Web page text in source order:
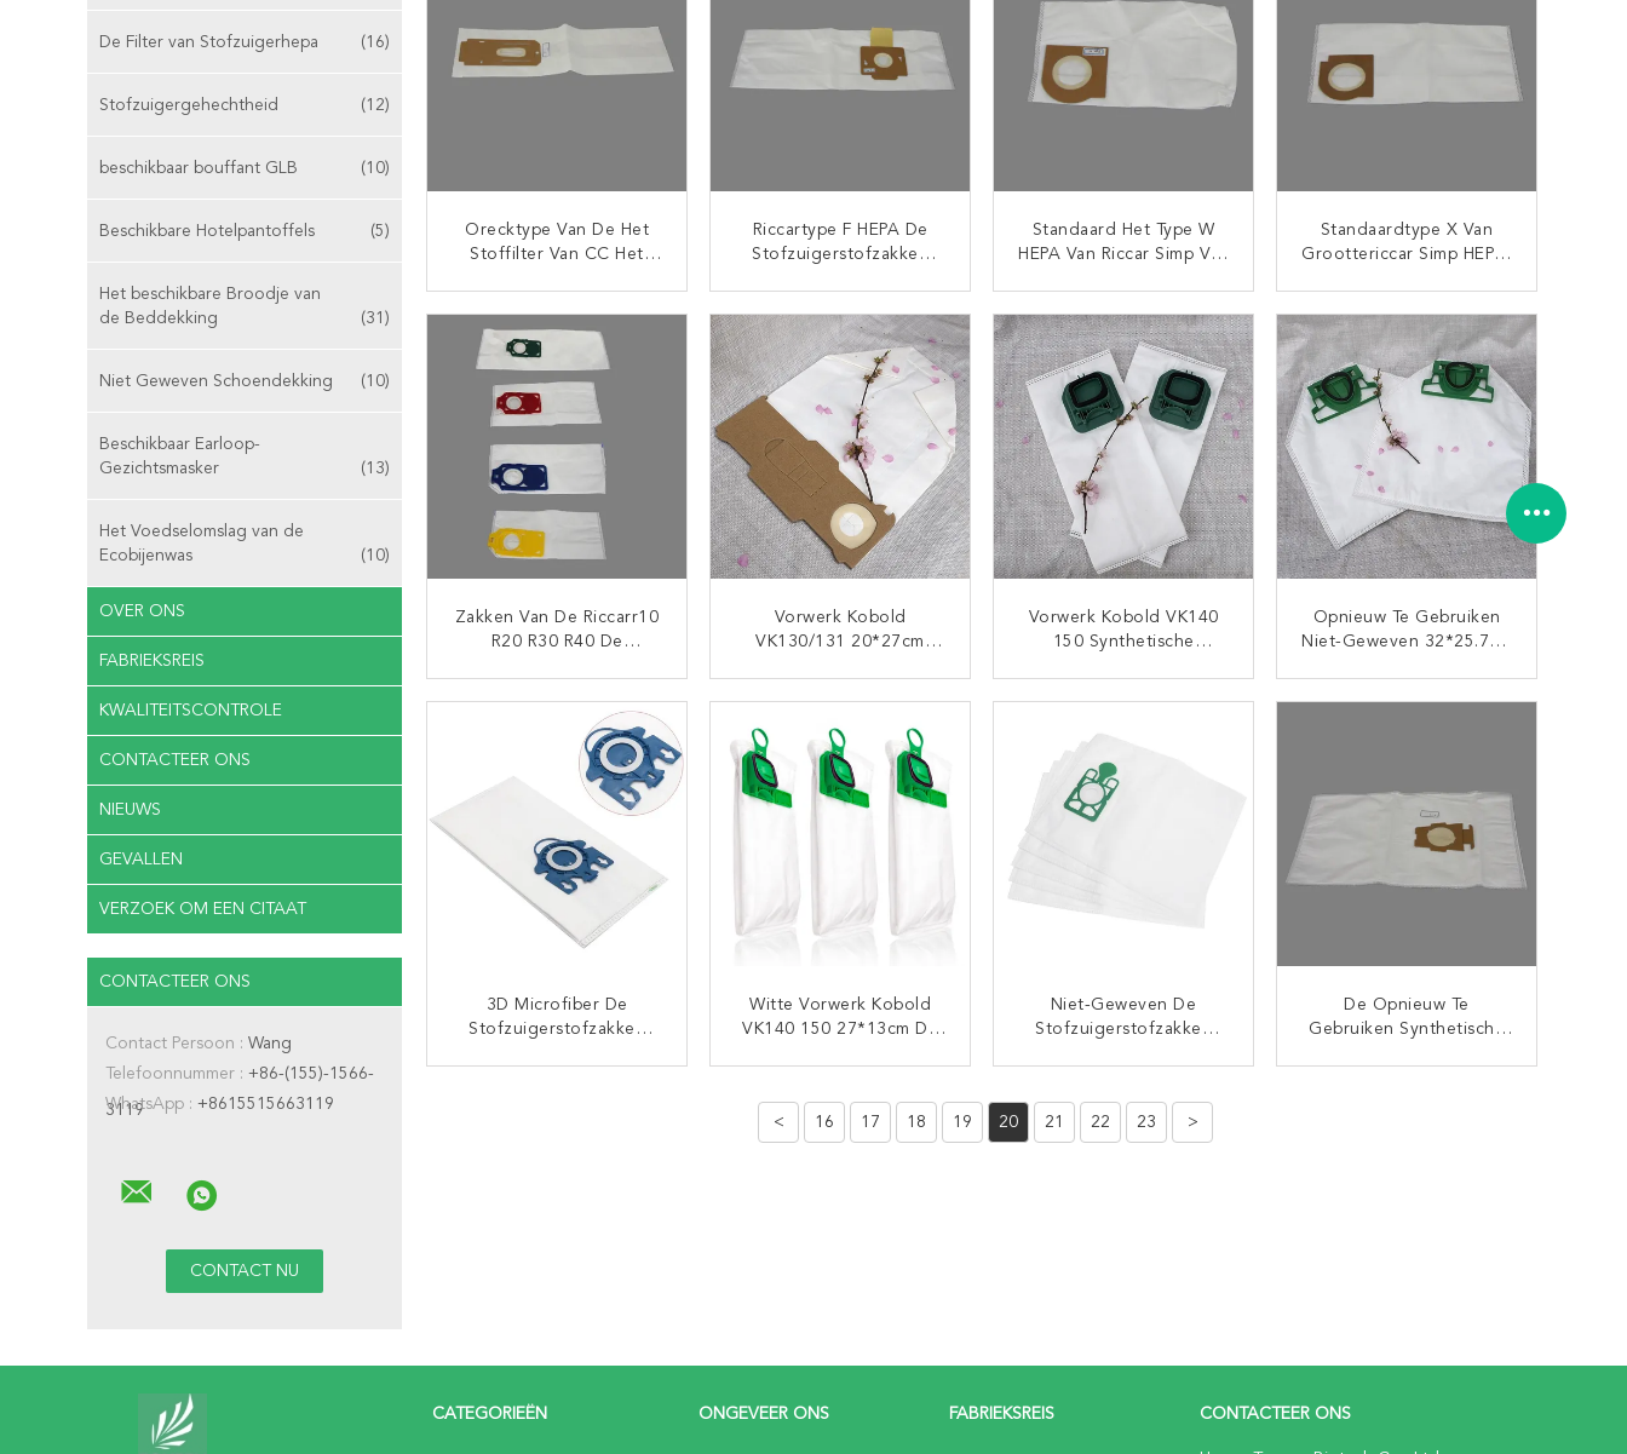
De Filter van Stofzuigerhepa (16)
Stofzuigergehechtheid (12)
beschikbaar bouffant GLB (10)
Beschikbare Hotelpantoffels (5)
Het beschikbare Broodje van
de Beddekking
(31)
Niet Geweven Schoendekking (10)
Beschikbaar Earloop-
Gezichtsmasker
(13)
Het Voedselomslag van de
Ecobijenwas
(10)
OVER ONS
FABRIEKSREIS
KWALITEITSCONTROLE
CONTACTEER ONS
NIEUWS
GEVALLEN
VERZOEK OM EEN CITAAT
CONTACTEER ONS
Contact Persoon : Wang
Telefoonnummer : +86-(155)-1566-
3119
WhatsApp : +8615515663119
Orecktype Van De Het
Stoffilter Van CC Het
Stofzuigerzakken
CONTACT NU
Riccartype F HEPA De
Stofzuigerstofzakken
CONTACT NU
Standaard Het Type W
HEPA Van Riccar Simp Van
CONTACT NU
Standaardtype X Van
Groottericcar Simp HEPA-
CONTACT NU
Zakken Van De Riccarr10
R20 R30 R40 De
CONTACT NU
Vorwerk Kobold
VK130/131 20*27cm
CONTACT NU
Vorwerk Kobold VK140
150 Synthetische
CONTACT NU
Opnieuw Te Gebruiken
Niet-Geweven 32*25.7cm
CONTACT NU
3D Microfiber De
Stofzuigerstofzakken
Witte Vorwerk Kobold
VK140 150 27*13cm De
Niet-Geweven De
Stofzuigerstofzakken
De Opnieuw Te
Gebruiken Synthetische
< 16 17 18 19 20 21 22 23 >
CATEGORIEËN ONGEVEER ONS FABRIEKSREIS CONTACTEER ONS